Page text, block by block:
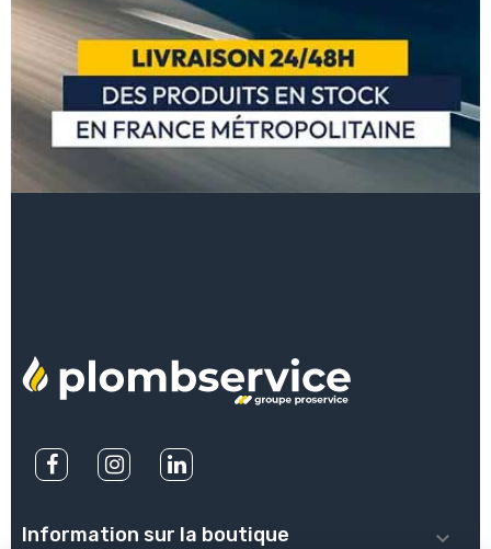
Information sur la boutique 